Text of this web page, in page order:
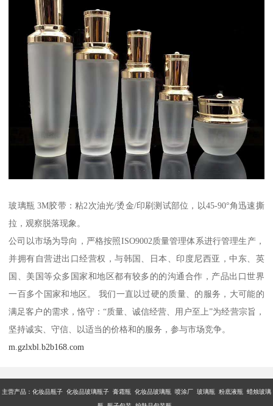
玻璃瓶 3M胶带：粘2次油光/烫金/印刷测试部位，以45-90°角迅速撕
拉，观察脱落现象。
公司以市场为导向，严格按照ISO9002质量管理体系进行管理生产，
并拥有自营进出口经营权，与韩国、日本、印度尼西亚，中东、英
国、美国等众多国家和地区都有较多的的沟通合作，产品出口世界
一百多个国家和地区。 我们一直以过硬的质量、的服务，大可能的
满足客户的需求，恪守：“质量、诚信经营、用户至上”为经营宗旨，
坚持诚实、守信、以适当的价格和的服务，参与市场竞争。
m.gzlxbl.b2b168.com
主营产品： 化妆品瓶子 化妆品玻璃瓶子 膏霜瓶 化妆品玻璃瓶 喷涂厂 玻璃瓶 粉底液瓶 蜡烛玻璃